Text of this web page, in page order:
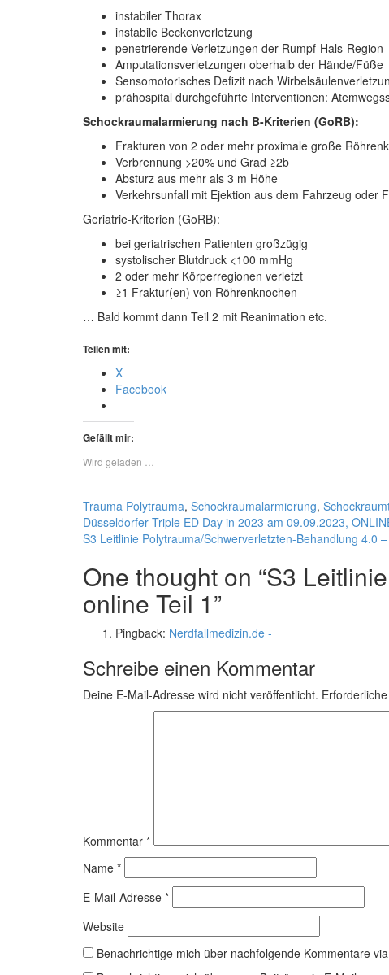
instabiler Thorax
instabile Beckenverletzung
penetrierende Verletzungen der Rumpf-Hals-Region
Amputationsverletzungen oberhalb der Hände/Füße
Sensomotorisches Defizit nach
prähospital durchgeführte Interventionen:
Schockraumalarmierung nach B-Kriterien (GoRB):
Frakturen von 2 oder mehr proximale große
Verbrennung >20% und Grad ≥2b
Absturz aus mehr als 3 m Höhe
Verkehrsunfall mit Ejektion aus dem Fahrzeug oder
Geriatrie-Kriterien (GoRB):
bei geriatrischen Patienten großzügig
systolischer Blutdruck <100 mmHg
2 oder mehr Körperregionen verletzt
≥1 Fraktur(en) von Röhrenknochen
… Bald kommt dann Teil 2 mit Reanimation etc.
Teilen mit:
X
Facebook
Gefällt mir:
Wird geladen …
Trauma Polytrauma, Schockraumalarmierung,
Düsseldorfer Triple ED Day in 2023 am 09.09.2023,
S3 Leitlinie Polytrauma/Schwerverletzten-Behandlung 4.0
One thought on “S3
online Teil 1”
Pingback: Nerdfallmedizin.de -
Schreibe einen Kommentar
Deine E-Mail-Adresse wird nicht veröffentlicht.
Kommentar *
Name *
E-Mail-Adresse *
Website
Benachrichtige mich über nachfolgende Kommentare